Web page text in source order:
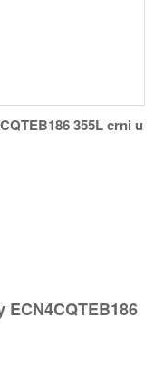
355L crni u